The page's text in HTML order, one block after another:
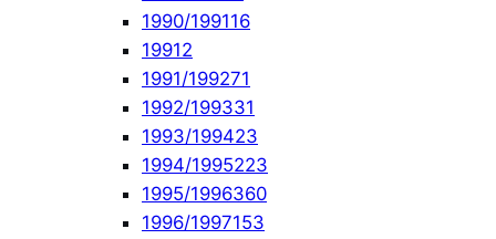
1990/199116
19912
1991/199271
1992/199331
1993/199423
1994/1995223
1995/1996360
1996/1997153